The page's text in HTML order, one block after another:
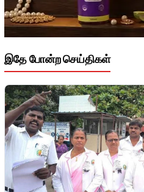
இதே போன்ற செய்திகள்